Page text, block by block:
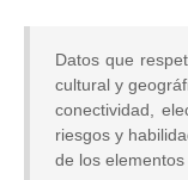
Datos que
cultural y
conectividad,
riesgos y
de los elementos